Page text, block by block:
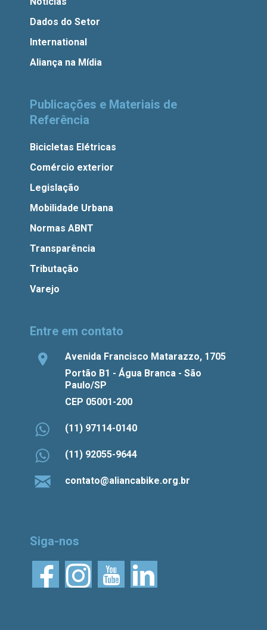
Dados do Setor
International
Aliança na Mídia
Publicações e Materiais de
Referência
Bicicletas Elétricas
Comércio exterior
Legislação
Mobilidade Urbana
Normas ABNT
Transparência
Tributação
Varejo
Entre em contato
Avenida Francisco Matarazzo, 1705
Portão B1 - Água Branca - São
Paulo/SP
CEP 05001-200
(11) 97114-0140
(11) 92055-9644
contato@aliancabike.org.br
Siga-nos